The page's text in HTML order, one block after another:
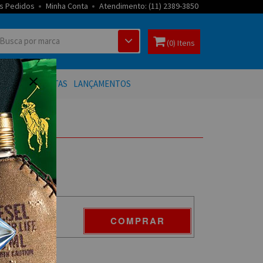
Pedidos Minha Conta Atendimento: (11) 2389-3850
(0) Itens
OFERTAS LANÇAMENTOS
COMPRAR